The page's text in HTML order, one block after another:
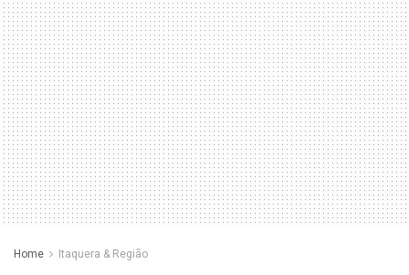
Home Itaquera & Região